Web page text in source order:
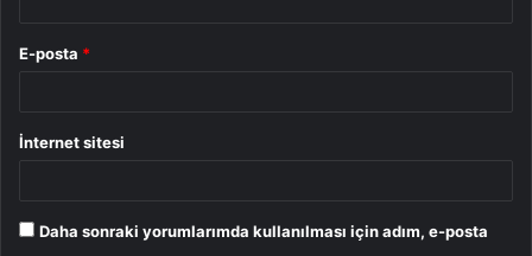
E-posta *
İnternet sitesi
Daha sonraki yorumlarımda kullanılması için adım, e-posta